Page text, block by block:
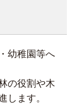
幼稚園等へ
の役割や木
します。